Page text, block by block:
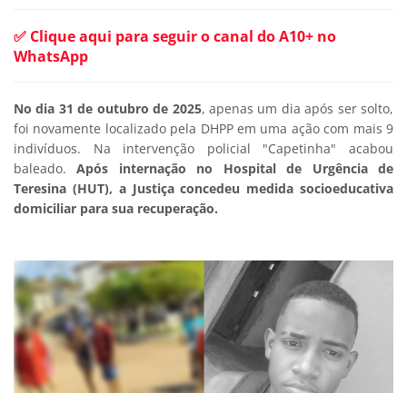
✅ Clique aqui para seguir o canal do A10+ no
WhatsApp
No dia 31 de outubro de 2025, apenas um dia após ser solto,
foi novamente localizado pela DHPP em uma ação com mais 9
indivíduos. Na intervenção policial "Capetinha" acabou
baleado.Após internação no Hospital de Urgência de
Teresina (HUT), a Justiça concedeu medida socioeducativa
domiciliar para sua recuperação.